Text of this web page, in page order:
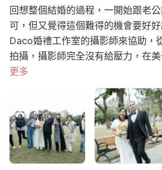
回想整個結婚的過程，一開始跟老
可，但又覺得這個難得的機會要好
Daco婚禮工作室的攝影師來協助，
拍攝，攝影師完全沒有給壓力，在
更多